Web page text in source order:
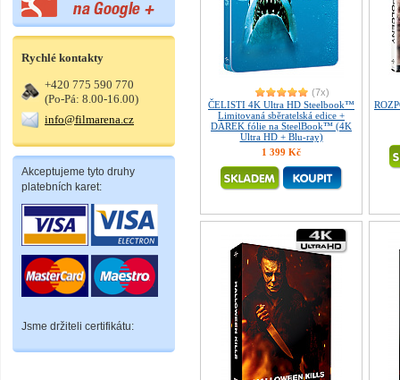
Rychlé kontakty
+420 775 590 770
(Po-Pá: 8.00-16.00)
info@filmarena.cz
Akceptujeme tyto druhy
platebních karet:
Jsme držiteli certifikátu:
(7x)
ČELISTI 4K Ultra HD Steelbook™
Limitovaná sběratelská edice +
DÁREK fólie na SteelBook™ (4K
Ultra HD + Blu-ray)
1 399 Kč